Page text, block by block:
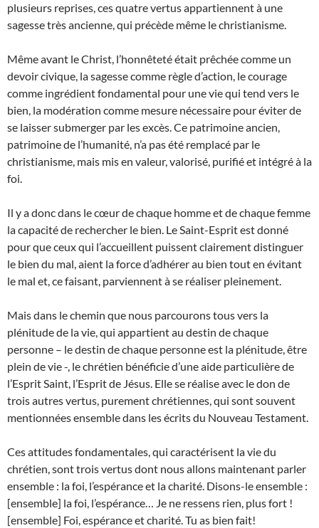
plusieurs reprises, ces quatre vertus appartiennent à une
sagesse très ancienne, qui précède même le christianisme.
Même avant le Christ, l’honnêteté était prêchée comme un
devoir civique, la sagesse comme règle d’action, le courage
comme ingrédient fondamental pour une vie qui tend vers le
bien, la modération comme mesure nécessaire pour éviter de
se laisser submerger par les excès. Ce patrimoine ancien,
patrimoine de l’humanité, n’a pas été remplacé par le
christianisme, mais mis en valeur, valorisé, purifié et intégré à la
foi.
Il y a donc dans le cœur de chaque homme et de chaque femme
la capacité de rechercher le bien. Le Saint-Esprit est donné
pour que ceux qui l’accueillent puissent clairement distinguer
le bien du mal, aient la force d’adhérer au bien tout en évitant
le mal et, ce faisant, parviennent à se réaliser pleinement.
Mais dans le chemin que nous parcourons tous vers la
plénitude de la vie, qui appartient au destin de chaque
personne – le destin de chaque personne est la plénitude, être
plein de vie -, le chrétien bénéficie d’une aide particulière de
l’Esprit Saint, l’Esprit de Jésus. Elle se réalise avec le don de
trois autres vertus, purement chrétiennes, qui sont souvent
mentionnées ensemble dans les écrits du Nouveau Testament.
Ces attitudes fondamentales, qui caractérisent la vie du
chrétien, sont trois vertus dont nous allons maintenant parler
ensemble : la foi, l’espérance et la charité. Disons-le ensemble :
[ensemble] la foi, l’espérance… Je ne ressens rien, plus fort !
[ensemble] Foi, espérance et charité. Tu as bien fait!